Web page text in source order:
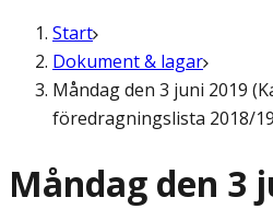
Start
Dokument & lagar
Måndag den 3 juni 2019
föredragningslista 2018/
Måndag den 3